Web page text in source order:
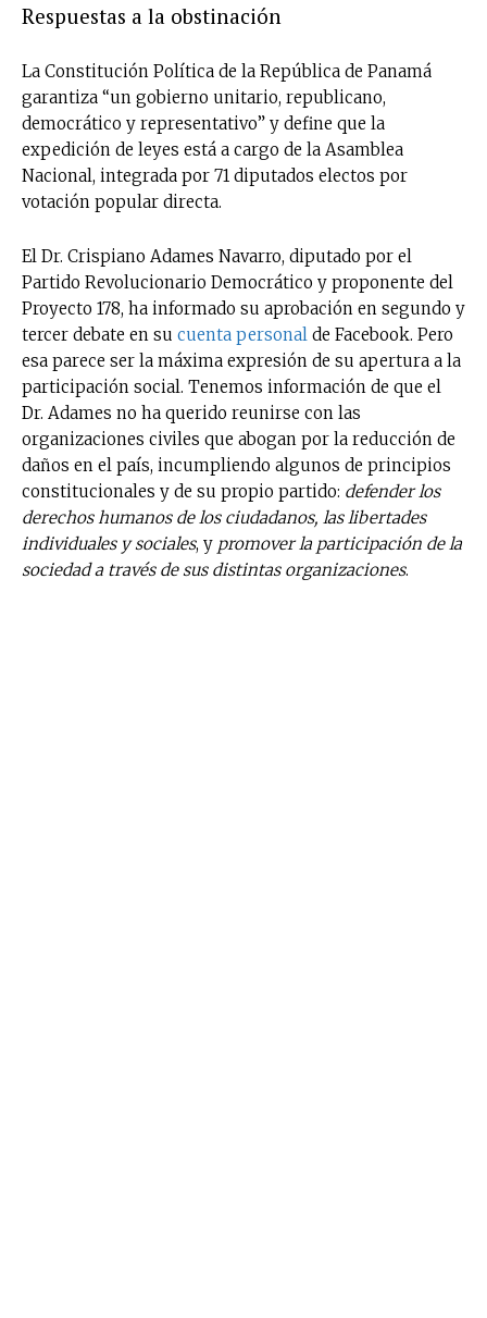
Respuestas a la obstinación
La Constitución Política de la República de Panamá
garantiza “un gobierno unitario, republicano,
democrático y representativo” y define que la
expedición de leyes está a cargo de la Asamblea
Nacional, integrada por 71 diputados electos por
votación popular directa.
El Dr. Crispiano Adames Navarro, diputado por el
Partido Revolucionario Democrático y proponente del
Proyecto 178, ha informado su aprobación en segundo y
tercer debate en su cuenta personal de Facebook. Pero
esa parece ser la máxima expresión de su apertura a la
participación social. Tenemos información de que el
Dr. Adames no ha querido reunirse con las
organizaciones civiles que abogan por la reducción de
daños en el país, incumpliendo algunos de principios
constitucionales y de su propio partido: defender los
derechos humanos de los ciudadanos, las libertades
individuales y sociales, y promover la participación de la
sociedad a través de sus distintas organizaciones.